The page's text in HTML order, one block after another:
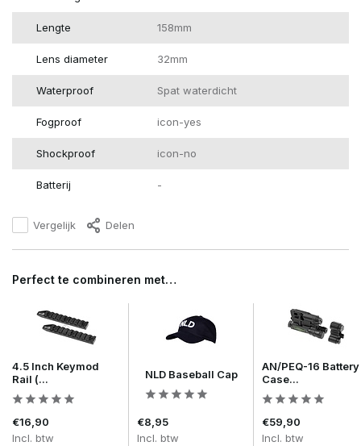
Lengte 158mm
Lens diameter 32mm
Waterproof Spat waterdicht
Fogproof icon-yes
Shockproof icon-no
Batterij -
Vergelijk Delen
Perfect te combineren met…
4.5 Inch Keymod
Rail (...
€16,90
Incl. btw
NLD Baseball Cap
€8,95
Incl. btw
AN/PEQ-16 Battery
Case...
€59,90
Incl. btw